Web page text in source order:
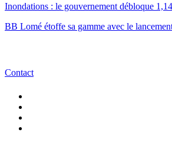
Inondations : le gouvernement débloque
BB Lomé étoffe sa gamme avec le
Contact